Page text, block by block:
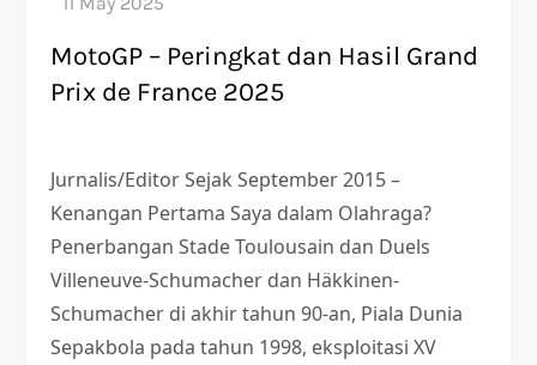
MotoGP – Peringkat dan Hasil Grand
Prix de France 2025
Jurnalis/Editor Sejak September 2015 –
Kenangan Pertama Saya dalam Olahraga?
Penerbangan Stade Toulousain dan Duels
Villeneuve-Schumacher dan Häkkinen-
Schumacher di akhir tahun 90-an, Piala Dunia
Sepakbola pada tahun 1998, eksploitasi XV